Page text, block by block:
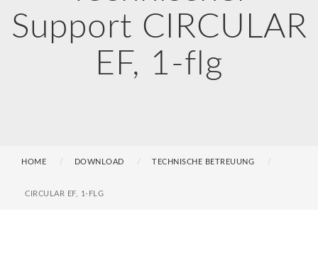
Support CIRCULAR
EF, 1-flg
HOME DOWNLOAD TECHNISCHE BETREUUNG
CIRCULAR EF, 1-FLG